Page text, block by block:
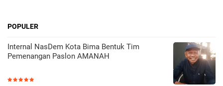
POPULER
Internal NasDem Kota Bima Bentuk Tim
Pemenangan Paslon AMANAH